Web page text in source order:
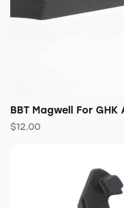
BBT Magwell For GHK
$12.00